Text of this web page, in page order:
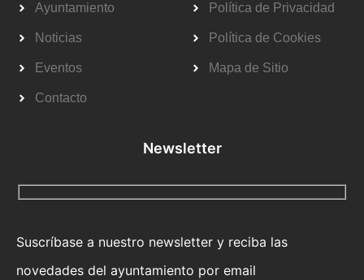
Ayuntamiento
Noticias
Eventos
Contacto
Política de Privacidad
Política de Cookies
Mapa de Sitio
Newsletter
Suscríbase a nuestro newsletter y reciba las
novedades del ayuntamiento por email